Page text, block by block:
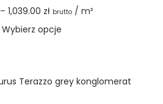
– 1,039.00 zł brutto/ m²
Wybierz opcje